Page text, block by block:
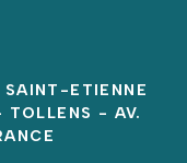
SAINT-ETIENNE
- AV.